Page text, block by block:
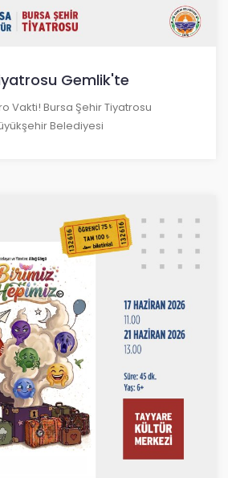
Gemlik'te
Vakti! Bursa Şehir Tiyatrosu
Belediyesi